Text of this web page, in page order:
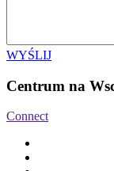
WYŚLIJ
Centrum na
Connect